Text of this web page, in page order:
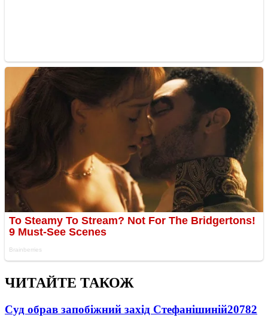
ЧИТАЙТЕ ТАКОЖ
Суд обрав запобіжний захід Стефанішиній20782